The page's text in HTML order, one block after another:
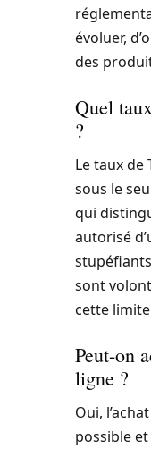
évoluer,
des
Quel
?
Le taux de
sous le
qui
autorisé
sont
cette
Peut-on
ligne ?
Oui,
possible